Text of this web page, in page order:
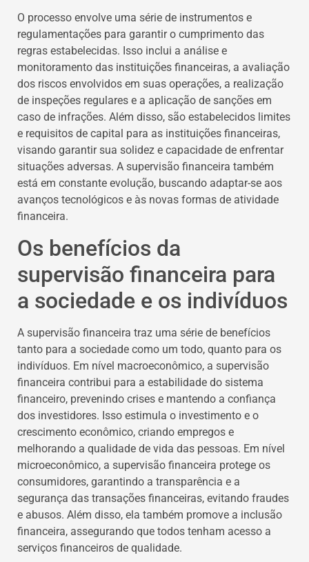
O processo envolve uma série de instrumentos e
regulamentações para garantir o cumprimento das
regras estabelecidas. Isso inclui a análise e
monitoramento das instituições financeiras, a avaliação
dos riscos envolvidos em suas operações, a realização
de inspeções regulares e a aplicação de sanções em
caso de infrações. Além disso, são estabelecidos limites
e requisitos de capital para as instituições financeiras,
visando garantir sua solidez e capacidade de enfrentar
situações adversas. A supervisão financeira também
está em constante evolução, buscando adaptar-se aos
avanços tecnológicos e às novas formas de atividade
financeira.
Os benefícios da
supervisão financeira para
a sociedade e os indivíduos
A supervisão financeira traz uma série de benefícios
tanto para a sociedade como um todo, quanto para os
indivíduos. Em nível macroeconômico, a supervisão
financeira contribui para a estabilidade do sistema
financeiro, prevenindo crises e mantendo a confiança
dos investidores. Isso estimula o investimento e o
crescimento econômico, criando empregos e
melhorando a qualidade de vida das pessoas. Em nível
microeconômico, a supervisão financeira protege os
consumidores, garantindo a transparência e a
segurança das transações financeiras, evitando fraudes
e abusos. Além disso, ela também promove a inclusão
financeira, assegurando que todos tenham acesso a
serviços financeiros de qualidade.